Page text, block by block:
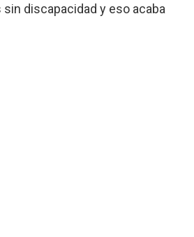
discapacidad y eso acaba